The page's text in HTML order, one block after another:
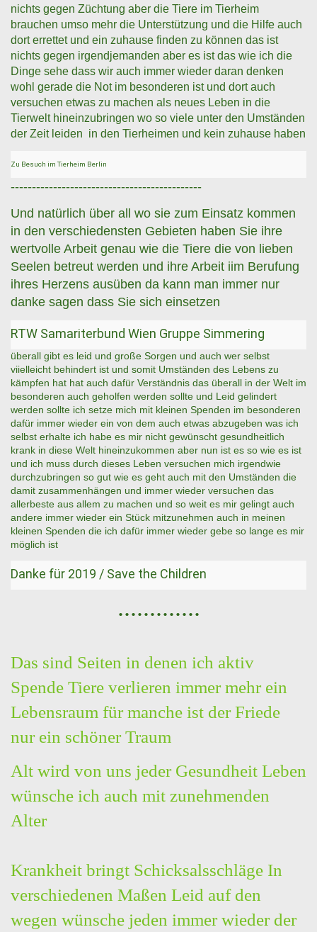
nichts gegen Züchtung aber die Tiere im Tierheim
brauchen umso mehr die Unterstützung und die Hilfe auch
dort errettet und ein zuhause finden zu können das ist
nichts gegen irgendjemanden aber es ist das wie ich die
Dinge sehe dass wir auch immer wieder daran denken
wohl gerade die Not im besonderen ist und dort auch
versuchen etwas zu machen als neues Leben in die
Tierwelt hineinzubringen wo so viele unter den Umständen
der Zeit leiden in den Tierheimen und kein zuhause haben
Zu Besuch im Tierheim Berlin
---------------------------------------------
Und natürlich über all wo sie zum Einsatz kommen
in den verschiedensten Gebieten haben Sie ihre
wertvolle Arbeit genau wie die Tiere die von lieben
Seelen betreut werden und ihre Arbeit iim Berufung
ihres Herzens ausüben da kann man immer nur
danke sagen dass Sie sich einsetzen
RTW Samariterbund Wien Gruppe Simmering
überall gibt es leid und große Sorgen und auch wer selbst
viielleicht behindert ist und somit Umständen des Lebens zu
kämpfen hat hat auch dafür Verständnis das überall in der Welt im
besonderen auch geholfen werden sollte und Leid gelindert
werden sollte ich setze mich mit kleinen Spenden im besonderen
dafür immer wieder ein von dem auch etwas abzugeben was ich
selbst erhalte ich habe es mir nicht gewünscht gesundheitlich
krank in diese Welt hineinzukommen aber nun ist es so wie es ist
und ich muss durch dieses Leben versuchen mich irgendwie
durchzubringen so gut wie es geht auch mit den Umständen die
damit zusammenhängen und immer wieder versuchen das
allerbeste aus allem zu machen und so weit es mir gelingt auch
andere immer wieder ein Stück mitzunehmen auch in meinen
kleinen Spenden die ich dafür immer wieder gebe so lange es mir
möglich ist
Danke für 2019 / Save the Children
.............
Das sind Seiten in denen ich aktiv
Spende Tiere verlieren immer mehr ein
Lebensraum für manche ist der Friede
nur ein schöner Traum
Alt wird von uns jeder Gesundheit Leben
wünsche ich auch mit zunehmenden
Alter
Krankheit bringt Schicksalsschläge In
verschiedenen Maßen Leid auf den
wegen wünsche jeden immer wieder der